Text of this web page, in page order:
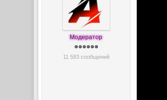
Модератор
11 583 сообщений